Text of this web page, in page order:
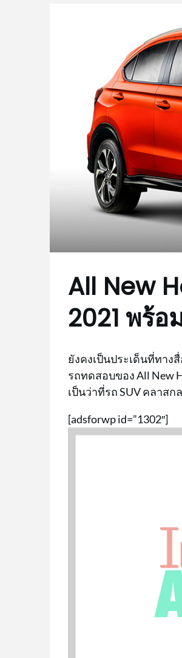
All New
2021 พร้
ยังคงเป็นประเด็นที่ทาง
รถทดสอบของ All New
เป็นว่าที่รถ SUV คลาส
[adsforwp id=”1302″]